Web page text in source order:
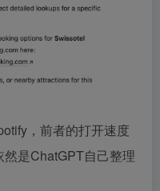
，前者的打开速度
是ChatGPT自己整理